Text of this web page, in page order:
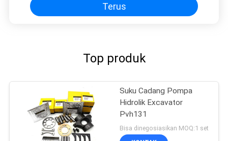
Terus
Top produk
Suku Cadang Pompa
Hidrolik Excavator
Pvh131
Bisa dinegosiasikan MOQ:1 set